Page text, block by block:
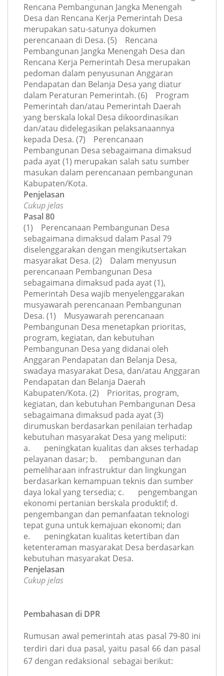
Rencana Pembangunan Jangka Menengah
Desa dan Rencana Kerja Pemerintah Desa
merupakan satu-satunya dokumen
perencanaan di Desa. (5) Rencana
Pembangunan Jangka Menengah Desa dan
Rencana Kerja Pemerintah Desa merupakan
pedoman dalam penyusunan Anggaran
Pendapatan dan Belanja Desa yang diatur
dalam Peraturan Pemerintah. (6) Program
Pemerintah dan/atau Pemerintah Daerah
yang berskala lokal Desa dikoordinasikan
dan/atau didelegasikan pelaksanaannya
kepada Desa. (7) Perencanaan
Pembangunan Desa sebagaimana dimaksud
pada ayat (1) merupakan salah satu sumber
masukan dalam perencanaan pembangunan
Kabupaten/Kota.
Penjelasan
Cukup jelas
Pasal 80
(1) Perencanaan Pembangunan Desa
sebagaimana dimaksud dalam Pasal 79
diselenggarakan dengan mengikutsertakan
masyarakat Desa. (2) Dalam menyusun
perencanaan Pembangunan Desa
sebagaimana dimaksud pada ayat (1),
Pemerintah Desa wajib menyelenggarakan
musyawarah perencanaan Pembangunan
Desa. (1) Musyawarah perencanaan
Pembangunan Desa menetapkan prioritas,
program, kegiatan, dan kebutuhan
Pembangunan Desa yang didanai oleh
Anggaran Pendapatan dan Belanja Desa,
swadaya masyarakat Desa, dan/atau Anggaran
Pendapatan dan Belanja Daerah
Kabupaten/Kota. (2) Prioritas, program,
kegiatan, dan kebutuhan Pembangunan Desa
sebagaimana dimaksud pada ayat (3)
dirumuskan berdasarkan penilaian terhadap
kebutuhan masyarakat Desa yang meliputi:
a. peningkatan kualitas dan akses terhadap
pelayanan dasar; b. pembangunan dan
pemeliharaan infrastruktur dan lingkungan
berdasarkan kemampuan teknis dan sumber
daya lokal yang tersedia; c. pengembangan
ekonomi pertanian berskala produktif; d.
pengembangan dan pemanfaatan teknologi
tepat guna untuk kemajuan ekonomi; dan
e. peningkatan kualitas ketertiban dan
ketenteraman masyarakat Desa berdasarkan
kebutuhan masyarakat Desa.
Penjelasan
Cukup jelas
Pembahasan di DPR
Rumusan awal pemerintah atas pasal 79-80 ini
terdiri dari dua pasal, yaitu pasal 66 dan pasal
67 dengan redaksional sebagai berikut: